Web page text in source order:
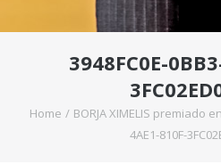
3948FC0E-
Home / BORJA XIMELIS premiado
4AE1-810F-